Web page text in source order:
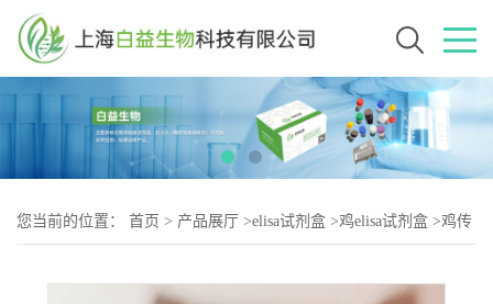
您当前的位置： 首页 > 产品展厅 >elisa试剂盒 >鸡elisa试剂盒 >鸡传